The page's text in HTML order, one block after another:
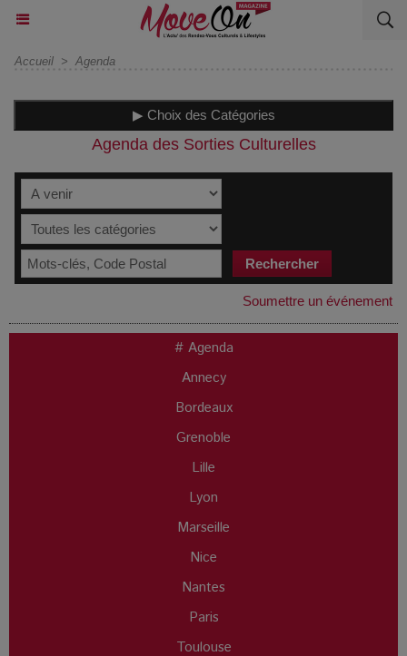
Accueil > Agenda
▶ Choix des Catégories
Agenda des Sorties Culturelles
Soumettre un événement
# Agenda
Annecy
Bordeaux
Grenoble
Lille
Lyon
Marseille
Nice
Nantes
Paris
Toulouse